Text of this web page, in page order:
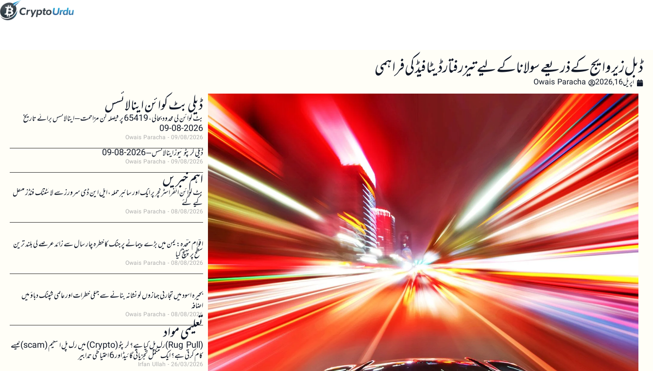
ڈبل زیرو ایج کے ذریعے سولانا کے لیے تیز رفتار ڈیٹا فیڈ کی فراہمی
اپریل 16, 2026 Owais Paracha
ڈیلی بٹ کوائن اینالائسسبٹ کوائن کی محدود بحالی، 65419 پر فیصلہ کن مزاحمت – اینالائسس برائے تاریخ
2026-08-09
Owais Paracha 09/08/2026
ڈیلی کرپٹو نیوز اینالائسس – 2026-08-09
Owais Paracha 09/08/2026
اہم خبریں
بٹ کوائن انفراسٹرکچر پر ایک اور سائبر حملہ، ایل این ڈی سرورز سے لائٹننگ فنڈز منتقل
کیے گئے
Owais Paracha 08/08/2026
اقوام متحدہ: یمن میں بڑے پیمانے پر جنگ کا خطرہ چار سال سے زائد عرصے کی بلند ترین
سطح پر پہنچ گیا
Owais Paracha 08/08/2026
بحیرہ اسود میں تجارتی جہازوں کو نشانہ بنانے سے جنگی خطرات اور عالمی شپنگ دباؤ میں
اضافہ
Owais Paracha 08/08/2026
تعلیمی مواد (Rug Pull)رگ پل کیا ہے؟ کرپٹو (Crypto) میں رگ پل اسکیم (scam)کیسے
کام کرتی ہے؟ ایک مکمل تجزیاتی گائیڈ اور 6 احتیاطی تدابیر
Irfan Ullah 26/03/2026